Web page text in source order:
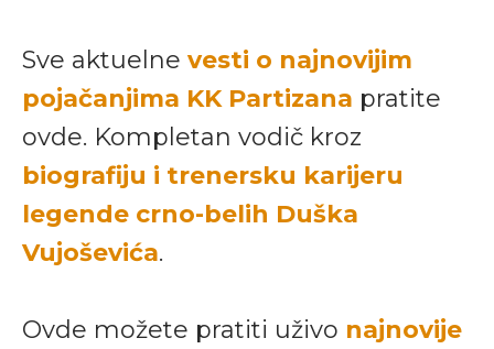
Sve aktuelne vesti o najnovijim
pojačanjima KK Partizana pratite
ovde. Kompletan vodič kroz
biografiju i trenersku karijeru
legende crno-belih Duška
Vujoševića.
Ovde možete pratiti uživo najnovije